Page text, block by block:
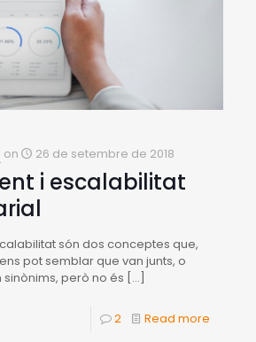
on 26 de setembre de 2018
i escalabilitat
són dos conceptes que,
pot semblar que van junts, o
sinònims, però no és […]
2 Read more